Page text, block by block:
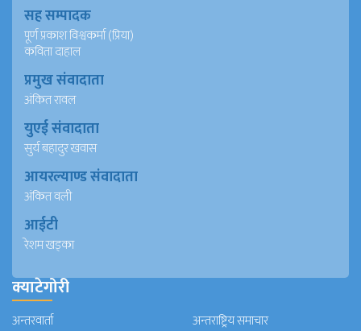
सह सम्पादक
पूर्ण प्रकाश विश्वकर्मा (प्रिया)
कविता दाहाल
प्रमुख संवादाता
अंकित रावल
युएई संवादाता
सुर्य बहादुर खवास
आयरल्याण्ड संवादाता
अंकित वली
आईटी
रेशम खड्का
क्याटेगोरी
अन्तरवार्ता अन्तराष्ट्रिय समाचार